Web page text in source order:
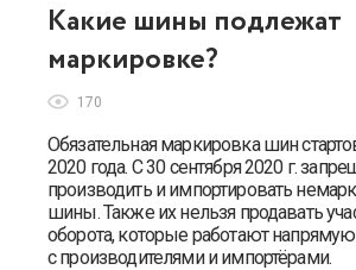
Какие шины подлежат
маркировке?
170
Обязательная маркировка шин
2020 года. С 30 сентября 2020 г.
производить и импортировать
шины. Также их нельзя продавать
оборота, которые работают напрямую
с производителями и импортёрами.